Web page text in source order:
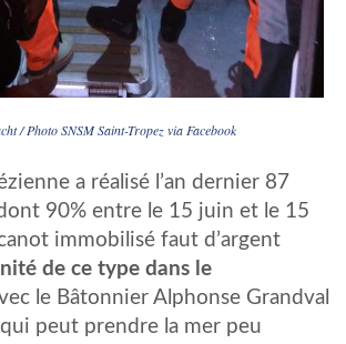
/ Photo SNSM Saint-Tropez via Facebook
a réalisé l’an dernier 87
90% entre le 15 juin et le 15
immobilisé faut d’argent
de ce type dans le
le Bâtonnier Alphonse Grandval
qui peut prendre la mer peu